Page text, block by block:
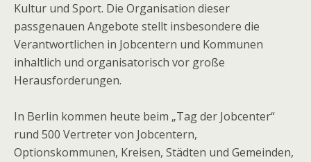
Kultur und Sport. Die Organisation dieser
passgenauen Angebote stellt insbesondere die
Verantwortlichen in Jobcentern und Kommunen
inhaltlich und organisatorisch vor große
Herausforderungen.
In Berlin kommen heute beim „Tag der Jobcenter“
rund 500 Vertreter von Jobcentern,
Optionskommunen, Kreisen, Städten und Gemeinden,